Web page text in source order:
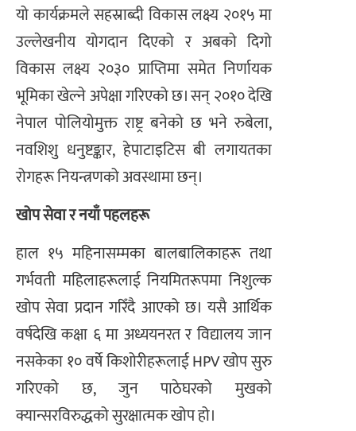
यो कार्यक्रमले सहस्राब्दी विकास लक्ष्य २०१५ मा
उल्लेखनीय योगदान दिएको र अबको दिगो
विकास लक्ष्य २०३० प्राप्तिमा समेत निर्णायक
भूमिका खेल्ने अपेक्षा गरिएको छ। सन् २०१० देखि
नेपाल पोलियोमुक्त राष्ट्र बनेको छ भने रुबेला,
नवशिशु धनुष्टङ्कार, हेपाटाइटिस बी लगायतका
रोगहरू नियन्त्रणको अवस्थामा छन्।
खोप सेवा र नयाँ पहलहरू
हाल १५ महिनासम्मका बालबालिकाहरू तथा
गर्भवती महिलाहरूलाई नियमितरूपमा निशुल्क
खोप सेवा प्रदान गरिँदै आएको छ। यसै आर्थिक
वर्षदेखि कक्षा ६ मा अध्ययनरत र विद्यालय जान
नसकेका १० वर्षे किशोरीहरूलाई HPV खोप सुरु
गरिएको छ, जुन पाठेघरको मुखको
क्यान्सरविरुद्धको सुरक्षात्मक खोप हो।